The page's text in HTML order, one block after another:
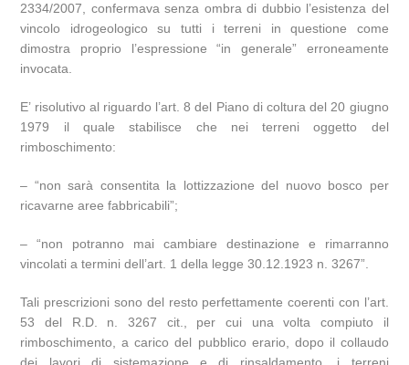
2334/2007, confermava senza ombra di dubbio l’esistenza del
vincolo idrogeologico su tutti i terreni in questione come
dimostra proprio l’espressione “in generale” erroneamente
invocata.
E’ risolutivo al riguardo l’art. 8 del Piano di coltura del 20 giugno
1979 il quale stabilisce che nei terreni oggetto del
rimboschimento:
– “non sarà consentita la lottizzazione del nuovo bosco per
ricavarne aree fabbricabili”;
– “non potranno mai cambiare destinazione e rimarranno
vincolati a termini dell’art. 1 della legge 30.12.1923 n. 3267”.
Tali prescrizioni sono del resto perfettamente coerenti con l’art.
53 del R.D. n. 3267 cit., per cui una volta compiuto il
rimboschimento, a carico del pubblico erario, dopo il collaudo